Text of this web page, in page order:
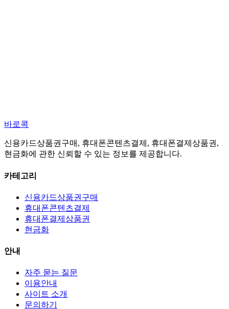
바로콕
신용카드상품권구매, 휴대폰콘텐츠결제, 휴대폰결제상품권,
현금화에 관한 신뢰할 수 있는 정보를 제공합니다.
카테고리
신용카드상품권구매
휴대폰콘텐츠결제
휴대폰결제상품권
현금화
안내
자주 묻는 질문
이용안내
사이트 소개
문의하기